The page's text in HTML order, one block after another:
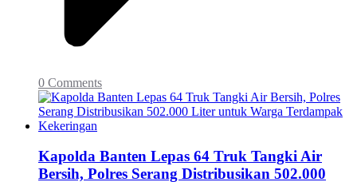
0 Comments
Kapolda Banten Lepas 64 Truk Tangki Air
Bersih, Polres Serang Distribusikan 502.000